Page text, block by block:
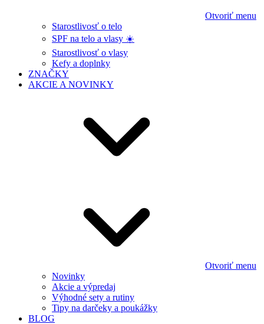
Otvoriť menu
Starostlivosť o telo
SPF na telo a vlasy ☀️
Starostlivosť o vlasy
Kefy a doplnky
ZNAČKY
AKCIE A NOVINKY
Otvoriť menu
Novinky
Akcie a výpredaj
Výhodné sety a rutiny
Tipy na darčeky a poukážky
BLOG